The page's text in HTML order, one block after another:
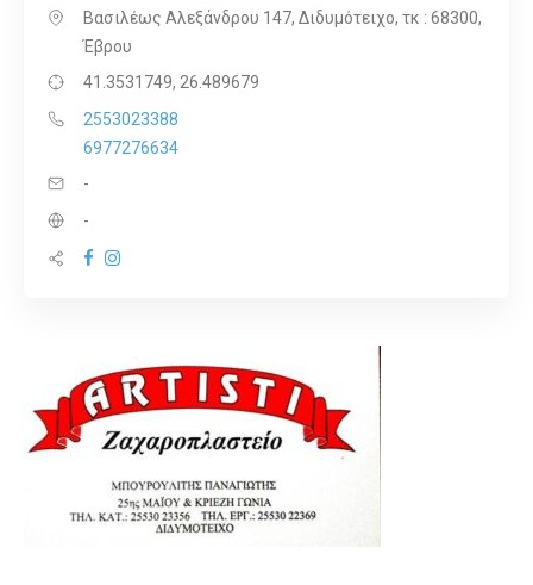
Βασιλέως Αλεξάνδρου 147, Διδυμότειχο, τκ : 68300,
Έβρου
41.3531749, 26.489679
2553023388
6977276634
-
-